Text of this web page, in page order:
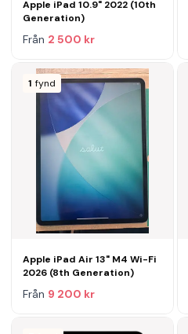
Apple iPad 10.9" 2022 (10th
Generation)
Från 2 500 kr
1 fynd
Apple iPad Air 13" M4 Wi-Fi
2026 (8th Generation)
Från 9 200 kr